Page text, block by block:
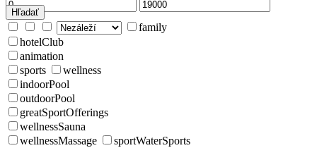
Hľadať
family
hotelClub
animation
sports
wellness
indoorPool
outdoorPool
greatSportOfferings
wellnessSauna
wellnessMassage
sportWaterSports